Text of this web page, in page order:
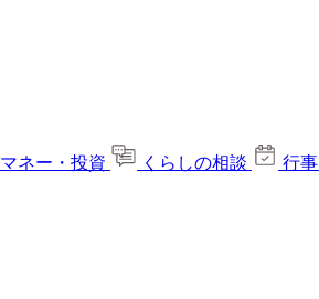
マネー・投資 くらしの相談 行事